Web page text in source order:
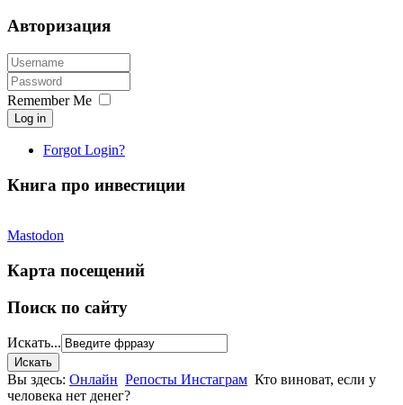
Авторизация
Remember Me
Log in
Forgot Login?
Книга про инвестиции
Mastodon
Карта посещений
Поиск по сайту
Искать...
Вы здесь: Онлайн Репосты Инстаграм Кто виноват, если у
человека нет денег?